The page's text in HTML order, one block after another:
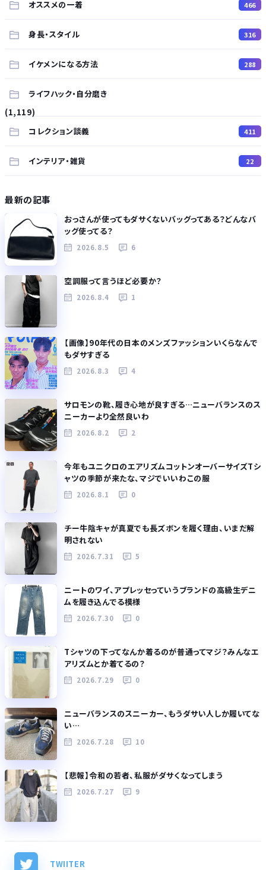
オススメの一着 466
身長・スタイル 316
イケメンになる方法 288
ライフハック・自分磨き
(1,119)
コレクション談義
411
インテリア・雑貨 22
最新の記事
おっさんが使ってもダサくないバッグってある？どんなバ
ッグ使ってる？
2026.8.5 6
空調服って言うほど必要か？
2026.8.4 1
【画像】90年代の日本のメンズファッションいくらなんで
もダサすぎる
2026.8.3 4
サロモンの靴、履き心地が良すぎる…ニューバランスのス
ニーカーより全然良いわ
2026.8.2 2
今年もユニクロのエアリズムコットンオーバーサイズTシ
ャツの季節が来たな、マジでいいわこの服
2026.8.1 0
チー牛陰キャが真夏でも長ズボンを履く理由、いまだ解
明されない
2026.7.31 5
ニートのワイ、アプレッセっていうブランドの高級生デニ
ムを履き込んでる模様
2026.7.30 0
Tシャツの下ってなんか着るのが普通ってマジ？みんなエ
アリズムとか着てるの？
2026.7.29 0
ニューバランスのスニーカー、もうダサい人しか履いてな
い…
2026.7.28 10
【悲報】令和の若者、私服がダサくなってしまう
2026.7.27 9
TWIITER